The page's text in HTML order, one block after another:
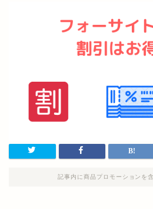
記事内に商品プロモーションを